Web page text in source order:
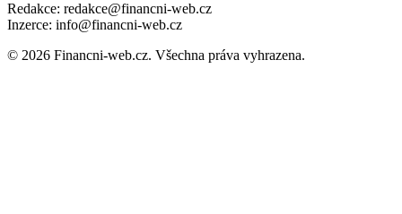
Redakce: redakce@financni-web.cz
Inzerce: info@financni-web.cz
© 2026 Financni-web.cz. Všechna práva vyhrazena.